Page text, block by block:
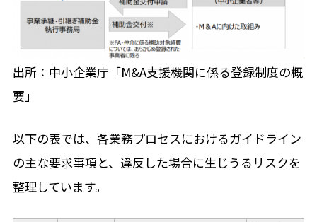
出所：中小企業庁「M&A支援機関に係る登録制度の概
要」
以下の表では、各業務プロセスにおけるガイドライン
の主な要求事項と、違反した場合に生じうるリスクを
整理しています。